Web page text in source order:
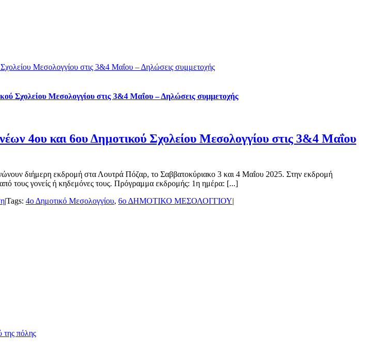
Μεσολογγίου στις 3&4 Μαΐου – Δηλώσεις συμμετοχής
Σχολείου Μεσολογγίου στις 3&4 Μαΐου – Δηλώσεις συμμετοχής
4ου και 6ου Δημοτικού Σχολείου Μεσολογγίου στις 3&4 Μαΐου
διήμερη εκδρομή στα Λουτρά Πόζαρ, το Σαββατοκύριακο 3 και 4 Μαΐου 2025. Στην εκδρομή
τους γονείς ή κηδεμόνες τους. Πρόγραμμα εκδρομής: 1η ημέρα: [...]
|Tags: 4ο Δημοτικό Μεσολογγίου, 6ο ΔΗΜΟΤΙΚΟ ΜΕΣΟΛΟΓΓΙΟΥ|
της πόλης